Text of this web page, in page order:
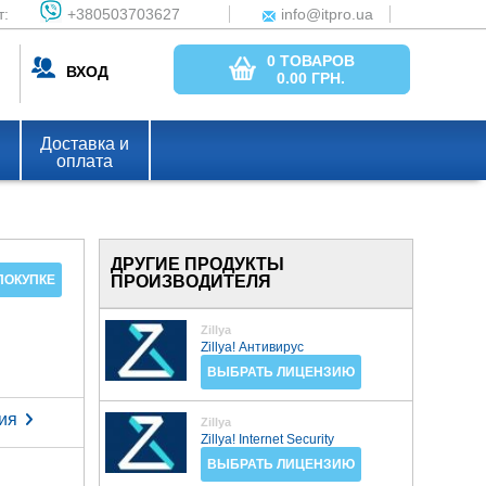
+380503703627 info@itpro.ua
ВХОД
0 ТОВАРОВ
0.00 ГРН.
Доставка и
оплата
ДРУГИЕ ПРОДУКТЫ
ПРОИЗВОДИТЕЛЯ
Zillya
Zillya! Антивирус
ВЫБРАТЬ ЛИЦЕНЗИЮ
Zillya
Zillya! Internet Security
ВЫБРАТЬ ЛИЦЕНЗИЮ